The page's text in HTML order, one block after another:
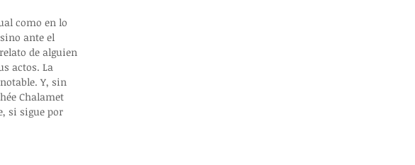
como en lo
ante el
de alguien
actos. La
Y, sin
Chalamet
si sigue por